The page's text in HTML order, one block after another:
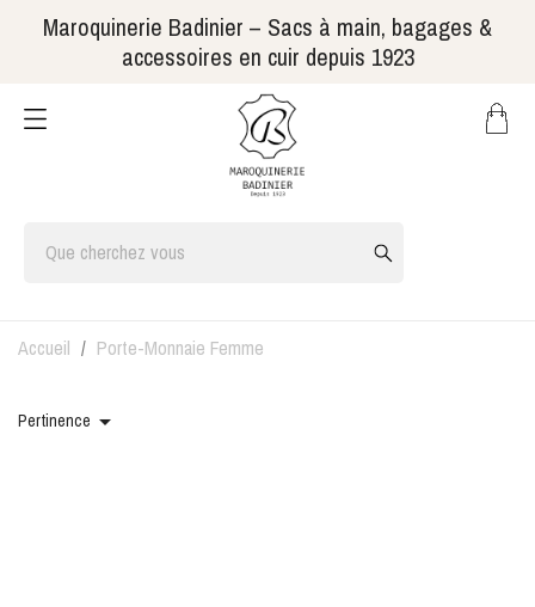
Maroquinerie Badinier – Sacs à main, bagages &
accessoires en cuir depuis 1923
Accueil Porte-Monnaie Femme
Pertinence 